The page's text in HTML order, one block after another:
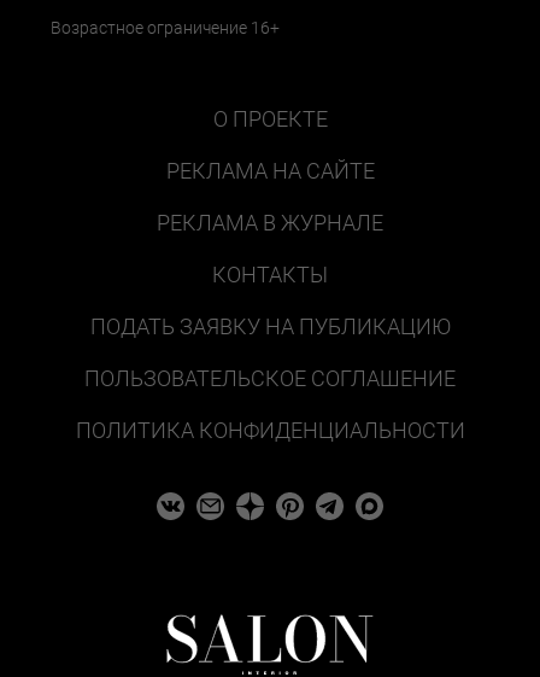
Возрастное ограничение 16+
О ПРОЕКТЕ
РЕКЛАМА НА САЙТЕ
РЕКЛАМА В ЖУРНАЛЕ
КОНТАКТЫ
ПОДАТЬ ЗАЯВКУ НА ПУБЛИКАЦИЮ
ПОЛЬЗОВАТЕЛЬСКОЕ СОГЛАШЕНИЕ
ПОЛИТИКА КОНФИДЕНЦИАЛЬНОСТИ